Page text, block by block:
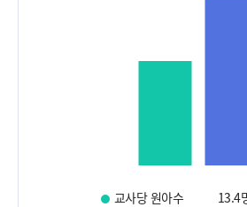
교사당 원아수 13.4